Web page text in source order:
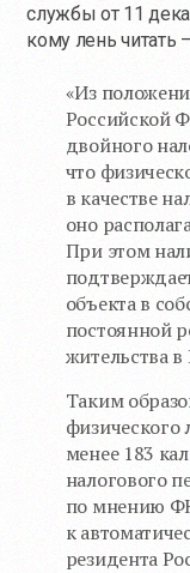
службы от 11
кому лень читать
«Из
Российской
двойного
что
в качестве
оно
При этом
объекта в
постоянной
жительства в
Таким
физического
менее 183
налогового
по мнению
к
резидента